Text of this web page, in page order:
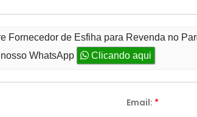
Fornecedor de Esfiha para Revenda no
WhatsApp Clicando aqui
Email: *